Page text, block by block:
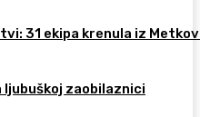
31 ekipa krenula iz
zaobilaznici